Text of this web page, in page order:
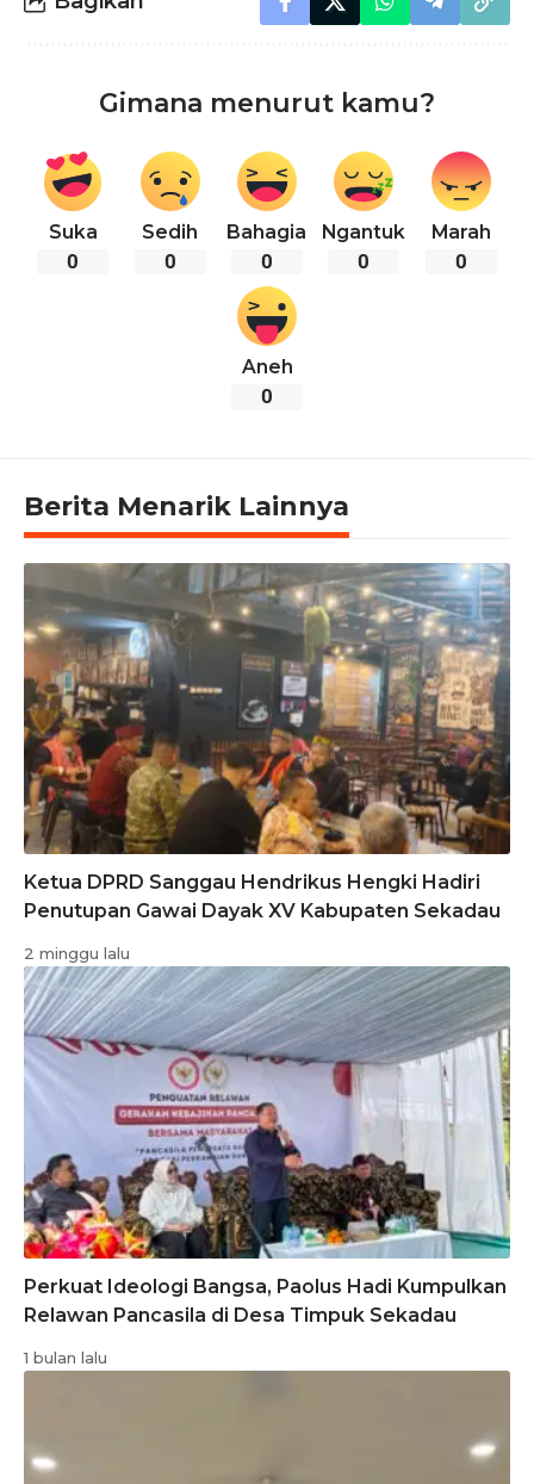
Gimana menurut kamu?
Suka
0
Sedih
0
Bahagia
0
Ngantuk
0
Marah
0
Aneh
0
Berita Menarik Lainnya
Ketua DPRD Sanggau Hendrikus Hengki Hadiri
Penutupan Gawai Dayak XV Kabupaten Sekadau
2 minggu lalu
Perkuat Ideologi Bangsa, Paolus Hadi Kumpulkan
Relawan Pancasila di Desa Timpuk Sekadau
1 bulan lalu